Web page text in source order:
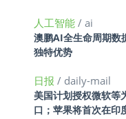
人工智能 / ai
澳鹏AI全生命周期数
独特优势
日报 / daily-mail
美国计划授权微软等
口；苹果将首次在印